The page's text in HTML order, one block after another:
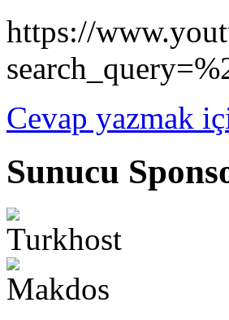
https://
Cevap yazmak
Sunucu